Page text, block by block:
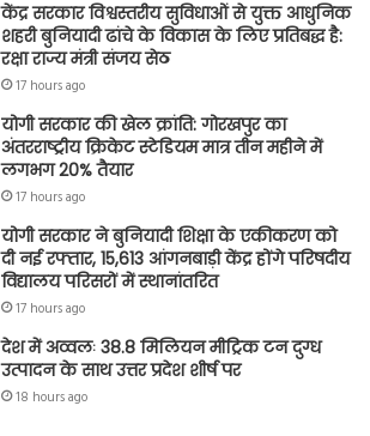
केंद्र सरकार विश्वस्तरीय सुविधाओं से युक्त आधुनिक
शहरी बुनियादी ढांचे के विकास के लिए प्रतिबद्ध है:
रक्षा राज्य मंत्री संजय सेठ
17 hours ago
योगी सरकार की खेल क्रांति: गोरखपुर का
अंतरराष्ट्रीय क्रिकेट स्टेडियम मात्र तीन महीने में
लगभग 20% तैयार
17 hours ago
योगी सरकार ने बुनियादी शिक्षा के एकीकरण को
दी नई रफ्तार, 15,613 आंगनबाड़ी केंद्र होंगे परिषदीय
विद्यालय परिसरों में स्थानांतरित
17 hours ago
देश में अव्वलः 38.8 मिलियन मीट्रिक टन दुग्ध
उत्पादन के साथ उत्तर प्रदेश शीर्ष पर
18 hours ago